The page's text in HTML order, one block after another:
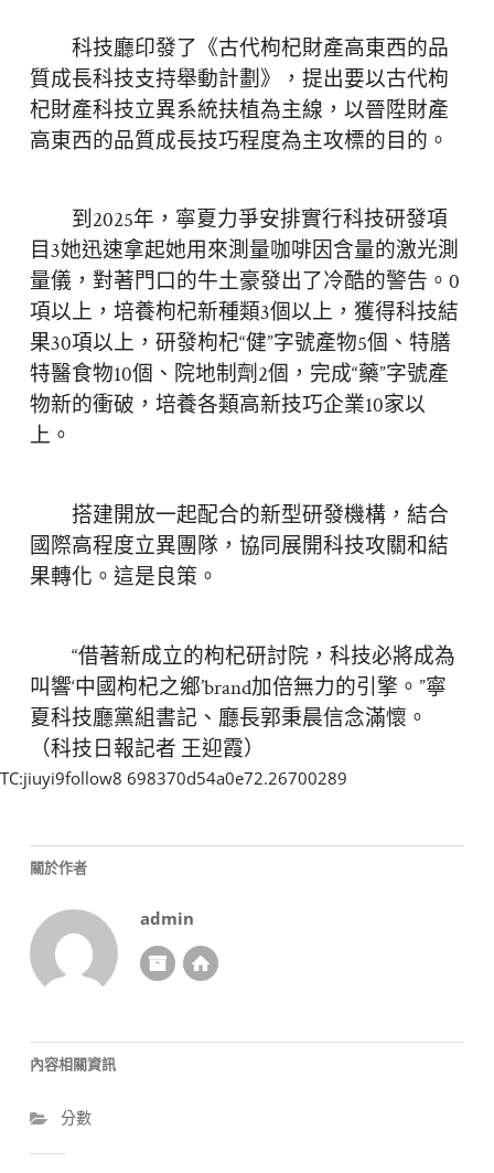
科技廳印發了《古代枸杞財產高東西的品
質成長科技支持舉動計劃》，提出要以古代枸
杞財產科技立異系統扶植為主線，以晉陞財產
高東西的品質成長技巧程度為主攻標的目的。
到2025年，寧夏力爭安排實行科技研發項
目3她迅速拿起她用來測量咖啡因含量的激光測
量儀，對著門口的牛土豪發出了冷酷的警告。0
項以上，培養枸杞新種類3個以上，獲得科技結
果30項以上，研發枸杞“健”字號產物5個、特膳
特醫食物10個、院地制劑2個，完成“藥”字號產
物新的衝破，培養各類高新技巧企業10家以
上。
搭建開放一起配合的新型研發機構，結合
國際高程度立異團隊，協同展開科技攻關和結
果轉化。這是良策。
“借著新成立的枸杞研討院，科技必將成為
叫響‘中國枸杞之鄉’brand加倍無力的引擎。”寧
夏科技廳黨組書記、廳長郭秉晨信念滿懷。
（科技日報記者 王迎霞）
TC:jiuyi9follow8 698370d54a0e72.26700289
關於作者
admin
內容相關資訊
分數